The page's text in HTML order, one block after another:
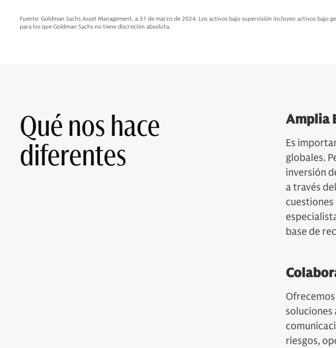
Fuente: Goldman Sachs Asset Management, a 31 de marzo de 2024. Los activos bajo supervisión incluyen activos bajo
para los que Goldman Sachs no tiene discreción absoluta.
Qué nos hace
diferentes
Amplia
Es
globales.
inversión
a través
base de
soluciones
riesgos,